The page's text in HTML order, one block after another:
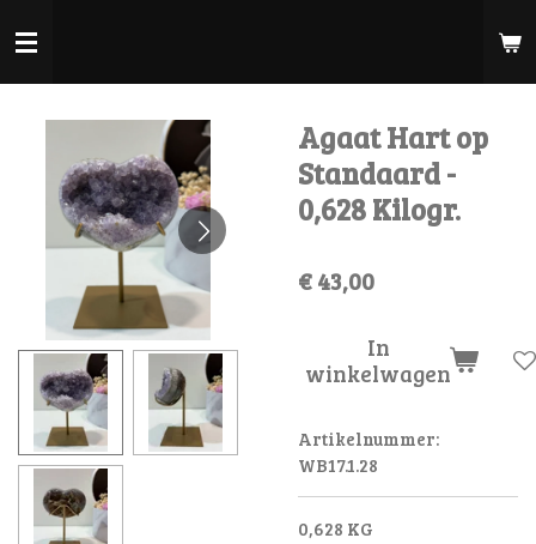
direct
Agaat Hart op
Standaard -
0,628 Kilogr.
€ 43,00
In
winkelwagen
Artikelnummer:
WB17.1.28
0,628 KG